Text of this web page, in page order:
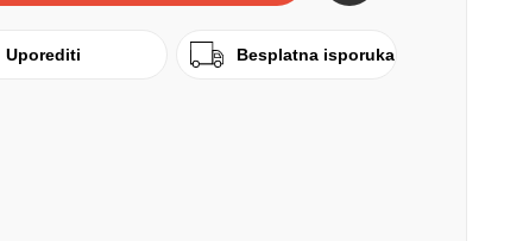
Uporediti Besplatna isporuka